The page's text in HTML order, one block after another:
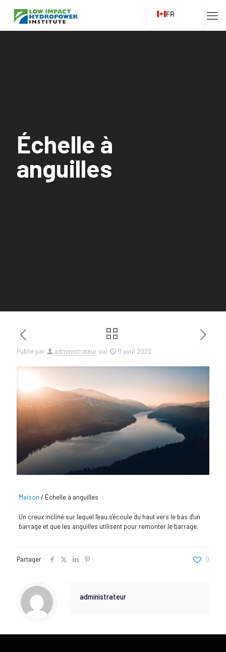
Échelle à
anguilles
Publié par administrateur sur 11 avril 2022
Maison / Échelle à anguilles
Un creux incliné sur lequel l'eau s'écoule du haut vers le bas d'un
barrage et que les anguilles utilisent pour remonter le barrage.
Partager 0
administrateur
FR
EN